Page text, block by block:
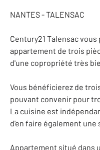
NANTES - TALENSAC
Century21 Talensac
appartement de trois
d'une copropriété très
Vous bénéficierez de
pouvant convenir pour
La cuisine est
d'en faire également une
Appartement situé dans